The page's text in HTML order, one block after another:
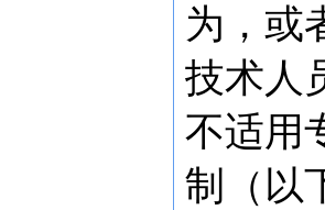
为，或
技术人
不适用
制（以